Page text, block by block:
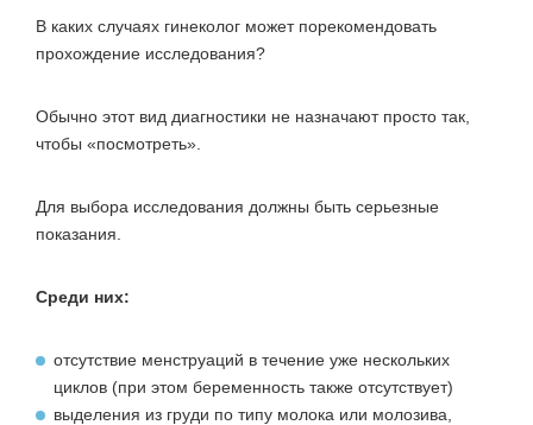
В каких случаях гинеколог может порекомендовать
прохождение исследования?
Обычно этот вид диагностики не назначают просто так,
чтобы «посмотреть».
Для выбора исследования должны быть серьезные
показания.
Среди них:
отсутствие менструаций в течение уже нескольких
циклов (при этом беременность также отсутствует)
выделения из груди по типу молока или молозива,